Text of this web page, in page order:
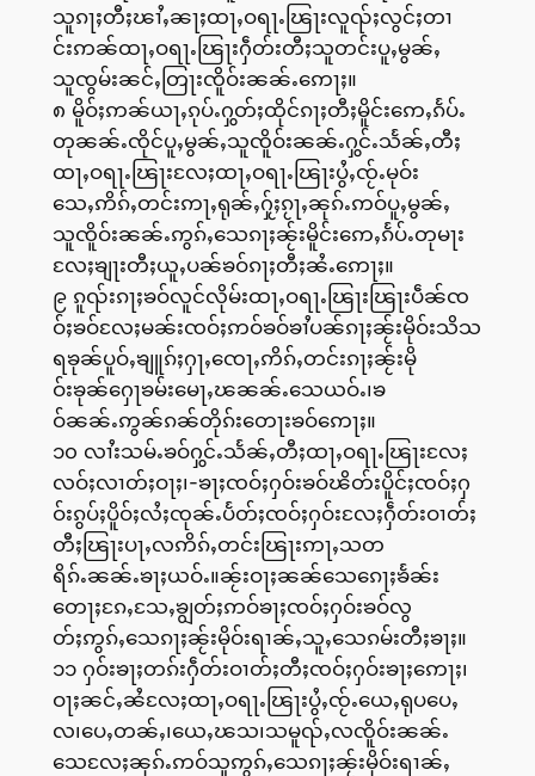
သူၵႃႈတီႈၽၢႆႇၼႃႈထႃႇဝရႃႉၽြႃးလူၺ်ႈလွင်ႈတၢ
င်းဢၼ်ထႃႇဝရႃႉၽြႃးႁဵတ်းတီႈသူတင်းပူႇမွၼ်ႇ
သူၸွမ်းၼင်ႇတြႃးၸိူဝ်းၼၼ်ႉဢေႃႈ။
၈ မိူဝ်ႈဢၼ်ယႃႇၵုပ်ႉႁွတ်ႈထိုင်ၵႃႈတီႈမိူင်းဢေႇၵႅပ်ႉ
တုၼၼ်ႉၸိုင်ပူႇမွၼ်ႇသူၸိူဝ်းၼၼ်ႉႁွင်ႉသႅၼ်ႇတီႈ
ထႃႇဝရႃႉၽြႃးလႄႈထႃႇဝရႃႉၽြႃးပွႆႇၸႂ်ႉမုဝ်း
သေႇဢိၵ်ႇတင်းဢႃႇရုၼ်ႇႁႂ်ႈၵႂႃႇၼုၵ်ႉဢဝ်ပူႇမွၼ်ႇ
သူၸိူဝ်းၼၼ်ႉဢွၵ်ႇသေၵႃႈၼႂ်းမိူင်းဢေႇၵႅပ်ႉတုမႃး
လႄႈၶျႃးတီႈယူႇပၼ်ၶဝ်ၵႃႈတီႈၼႆႉဢေႃႈ။
၉ ၵူၺ်းၵႃႈၶဝ်လူင်လိုမ်းထႃႇဝရႃႉၽြႃးၽြႃးပဵၼ်ၸ
ဝ်ႈၶဝ်လႄႈမၼ်းၸဝ်ႈဢဝ်ၶဝ်ၶၢႆပၼ်ၵႃႈၼႂ်းမိုဝ်းသိသ
ရၶုၼ်ပူဝ်ႇၶျူၵ်ႈႁႃႇၸေႃႇဢိၵ်ႇတင်းၵႃႈၼႂ်းမို
ဝ်းၶုၼ်ႁေႃၶမ်းမေႃႇၽၼၼ်ႉသေယဝ်ႉ၊ၶ
ဝ်ၼၼ်ႉဢွၼ်ၵၼ်တိုၵ်းတေႃးၶဝ်ဢေႃႈ။
၁၀ လၢႆးသမ်ႉၶဝ်ႁွင်ႉသႅၼ်ႇတီႈထႃႇဝရႃႉၽြႃးလႄႈ
လဝ်ႈလၢတ်ႈဝႃႈ၊-ၶႃႈၸဝ်ႈႁဝ်းၶဝ်ၽိတ်းပိူင်ႈၸဝ်ႈႁ
ဝ်းၵွပ်ႈပိူဝ်ႈလႆႈၸုၼ်ႉပႅတ်ႈၸဝ်ႈႁဝ်းလႄႈႁဵတ်းဝၢတ်ႈ
တီႈၽြႃးပႃႇလဢိၵ်ႇတင်းၽြႃးဢႃႇသတ
ရိၵ်ႉၼၼ်ႉၶႃႈယဝ်ႉ။ၼႂ်းဝႃႈၼၼ်သေၵေႃႈၶႅၼ်း
တေႃႈၵႄႇသႄႇၶျွတ်ႈဢဝ်ၶႃႈၸဝ်ႈႁဝ်းၶဝ်လွ
တ်ႈဢွၵ်ႇသေၵႃႈၼႂ်းမိုဝ်းရၢၼ်ႇသူႇသေၵမ်းတီႈၶႃႈ။
၁၁ ႁဝ်းၶႃႈတၵ်းႁဵတ်းဝၢတ်ႈတီႈၸဝ်ႈႁဝ်းၶႃႈဢေႃႈ၊
ဝႃႈၼင်ႇၼႆလႄႈထႃႇဝရႃႉၽြႃးပွႆႇၸႂ်ႉယေႇရုပပေႇ
လ၊ပေႇတၼ်ႇ၊ယေႇၽသ၊သမူၺ်ႇလၸိူဝ်းၼၼ်ႉ
သေလႄႈၼုၵ်ႉဢဝ်သူဢွၵ်ႇသေၵႃႈၼႂ်းမိုဝ်းရၢၼ်ႇ